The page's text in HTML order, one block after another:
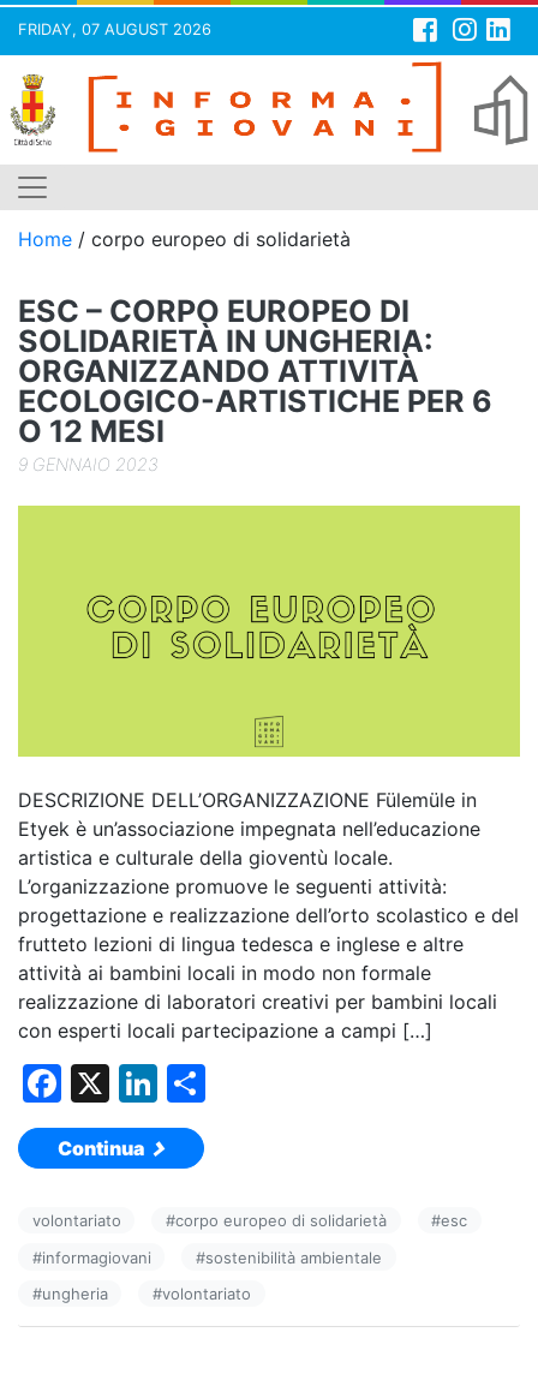
FRIDAY, 07 AUGUST 2026
Skip
content
Home / corpo europeo di solidarietà
ESC – CORPO EUROPEO DI
SOLIDARIETÀ IN UNGHERIA:
ORGANIZZANDO ATTIVITÀ
ECOLOGICO-ARTISTICHE PER 6
O 12 MESI
9 GENNAIO 2023
DESCRIZIONE DELL’ORGANIZZAZIONE Fülemüle in
Etyek è un’associazione impegnata nell’educazione
artistica e culturale della gioventù locale.
L’organizzazione promuove le seguenti attività:
progettazione e realizzazione dell’orto scolastico e del
frutteto lezioni di lingua tedesca e inglese e altre
attività ai bambini locali in modo non formale
realizzazione di laboratori creativi per bambini locali
con esperti locali partecipazione a campi […]
F
a
c
b
o
o
X
Li
n
k
dI
n
vi
di
Continua
volontariato #corpo europeo di solidarietà #esc
#informagiovani #sostenibilità ambientale
#ungheria #volontariato